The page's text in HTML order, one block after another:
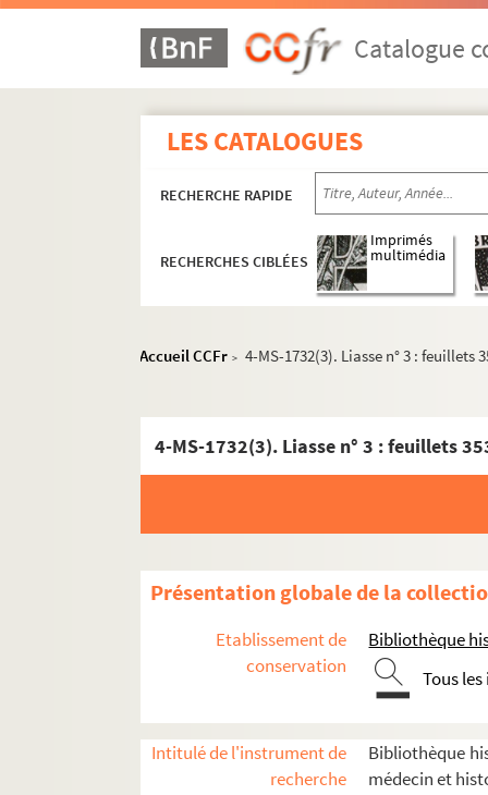
Catalogue
LES CATALOGUES
RECHERCHE RAPIDE
RECHERCHES CIBLÉES
Imprimés
multimédia
Accueil CCFr > 4-MS-1732(3). Liasse n° 3 : feuillets
4-MS-1732(3). Liasse n° 3 : feuillets
Présentation globale de la
Etablissement de
conservation
Bibliothèque
Tous
Intitulé de l'instrument de
recherche
Bibliothèque
médecin et
Documents relatifs à ses activités de